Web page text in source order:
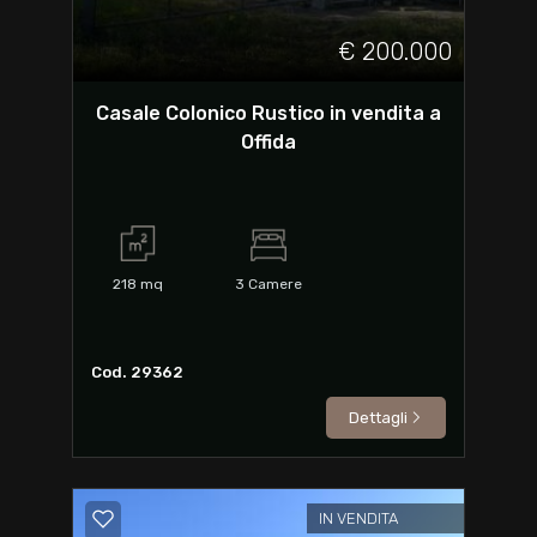
€ 200.000
Casale Colonico Rustico in vendita a
Offida
218 mq 3 Camere
Cod. 29362
Dettagli
IN VENDITA